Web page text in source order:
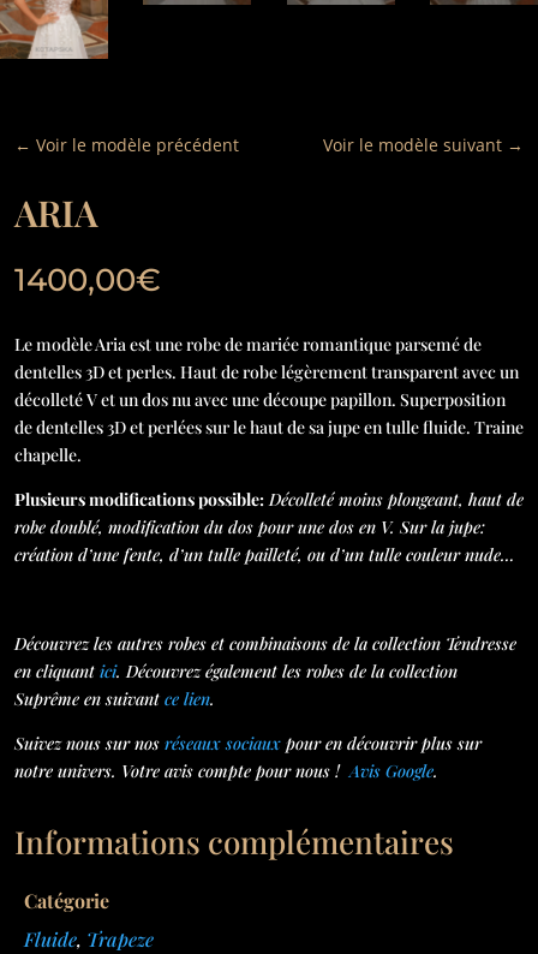
← Voir le modèle précédent Voir le modèle suivant →
ARIA
1400,00€
Le modèle Aria est une robe de mariée romantique parsemé de
dentelles 3D et perles. Haut de robe légèrement transparent avec un
décolleté V et un dos nu avec une découpe papillon. Superposition
de dentelles 3D et perlées sur le haut de sa jupe en tulle fluide. Traine
chapelle.
Plusieurs modifications possible: Décolleté moins plongeant, haut de
robe doublé, modification du dos pour une dos en V. Sur la jupe:
création d’une fente, d’un tulle pailleté, ou d’un tulle couleur nude…
Découvrez les autres robes et combinaisons de la collection Tendresse
en cliquant ici. Découvrez également les robes de la collection
Suprême en suivant ce lien.
Suivez nous sur nos réseaux sociaux pour en découvrir plus sur
notre univers. Votre avis compte pour nous !Avis Google.
Informations complémentaires
Catégorie
Fluide, Trapeze